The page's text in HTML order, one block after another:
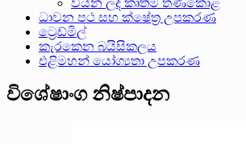
ධාවන පථ සහ ක්ෂේත්‍ර උපකරණ
ට්‍රෙඩ්මිල්
කැරකෙන බයිසිකලය
එළිමහන් යෝග්‍යතා උපකරණ
විශේෂාංග නිෂ්පාදන